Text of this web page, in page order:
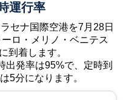
運行率
セナ国際空港を7月28日
ロ・メリノ・ベニテス
到着します。
出発率は95%で、定時到
5分になります。